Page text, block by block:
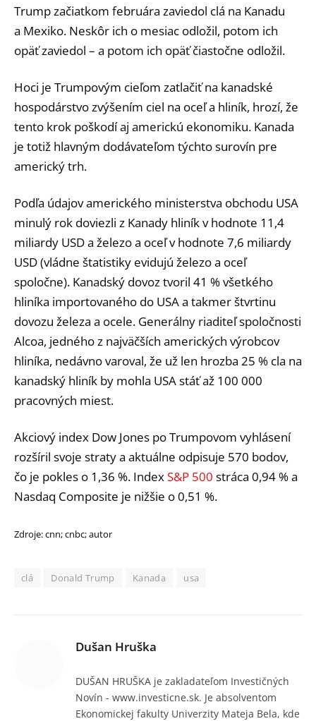
Trump začiatkom februára zaviedol clá na Kanadu
a Mexiko. Neskôr ich o mesiac odložil, potom ich
opäť zaviedol – a potom ich opäť čiastočne odložil.
Hoci je Trumpovým cieľom zatlačiť na kanadské
hospodárstvo zvýšením ciel na oceľ a hliník, hrozí, že
tento krok poškodí aj americkú ekonomiku. Kanada
je totiž hlavným dodávateľom týchto surovín pre
americký trh.
Podľa údajov amerického ministerstva obchodu USA
minulý rok doviezli z Kanady hliník v hodnote 11,4
miliardy USD a železo a oceľ v hodnote 7,6 miliardy
USD (vládne štatistiky evidujú železo a oceľ
spoločne). Kanadský dovoz tvoril 41 % všetkého
hliníka importovaného do USA a takmer štvrtinu
dovozu železa a ocele. Generálny riaditeľ spoločnosti
Alcoa, jedného z najväčších amerických výrobcov
hliníka, nedávno varoval, že už len hrozba 25 % cla na
kanadský hliník by mohla USA stáť až 100 000
pracovných miest.
Akciový index Dow Jones po Trumpovom vyhlásení
rozšíril svoje straty a aktuálne odpisuje 570 bodov,
čo je pokles o 1,36 %. IndexS&P 500 stráca 0,94 % a
Nasdaq Composite je nižšie o 0,51 %.
Zdroje: cnn; cnbc; autor
clá Donald Trump Kanada usa
Dušan Hruška
DUŠAN HRUŠKA je zakladateľom Investičných
Novín - www.investicne.sk. Je absolventom
Ekonomickej fakulty Univerzity Mateja Bela, kde